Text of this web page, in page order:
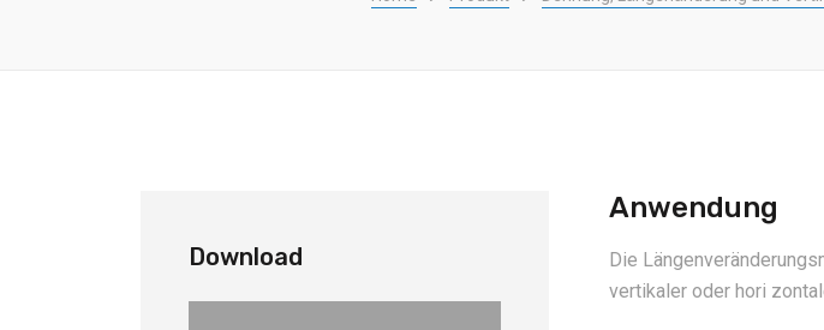
Download
Anwendung
Die
vertikaler oder hori